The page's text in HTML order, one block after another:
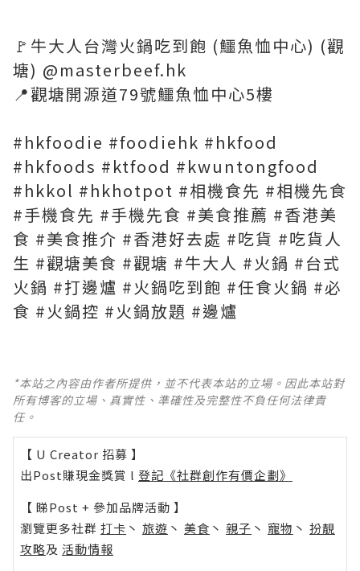
🚩牛大人台灣火鍋吃到飽 (鱷魚恤中心) (觀
塘) @masterbeef.hk
📍觀塘開源道79號鱷魚恤中心5樓
#hkfoodie #foodiehk #hkfood
#hkfoods #ktfood #kwuntongfood
#hkkol #hkhotpot #相機食先 #相機先食
#手機食先 #手機先食 #美食推薦 #香港美
食 #美食推介 #香港好去處 #吃貨 #吃貨人
生 #觀塘美食 #觀塘 #牛大人 #火鍋 #台式
火鍋 #打邊爐 #火鍋吃到飽 #任食火鍋 #必
食 #火鍋控 #火鍋放題 #邊爐
*本站之內容由作者所提供，並不代表本站的立場。因此本站對
所有博客的立場、真實性、準確性及完整性不負任何法律責
任。
【 U Creator 招募 】
出Post賺現金獎賞 l 登記《社群創作有價企劃》
【 睇Post + 參加品牌活動 】
瀏覽更多社群 打卡 丶 旅遊 丶 美食 丶 親子 丶 寵物 丶 扮靚
攻略及 活動情報